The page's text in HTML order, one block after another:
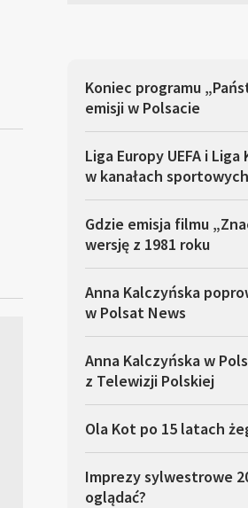
Koniec programu
emisji w Polsacie
Liga Europy UEFA i
w kanałach
Gdzie emisja filmu
wersję z 1981 roku
Anna Kalczyńska
w Polsat News
Anna Kalczyńska w
z Telewizji Polskiej
Ola Kot po 15 latach
Imprezy sylwestrowe
oglądać?